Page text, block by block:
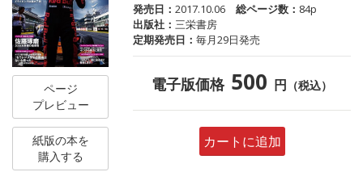
ページ
プレビュー
紙版の本を
購入する
発売日：2017.10.06 総ページ数： 84p
出版社：三栄書房
定期発売日：毎月29日発売
電子版価格 500 円 （税込）
カートに追加